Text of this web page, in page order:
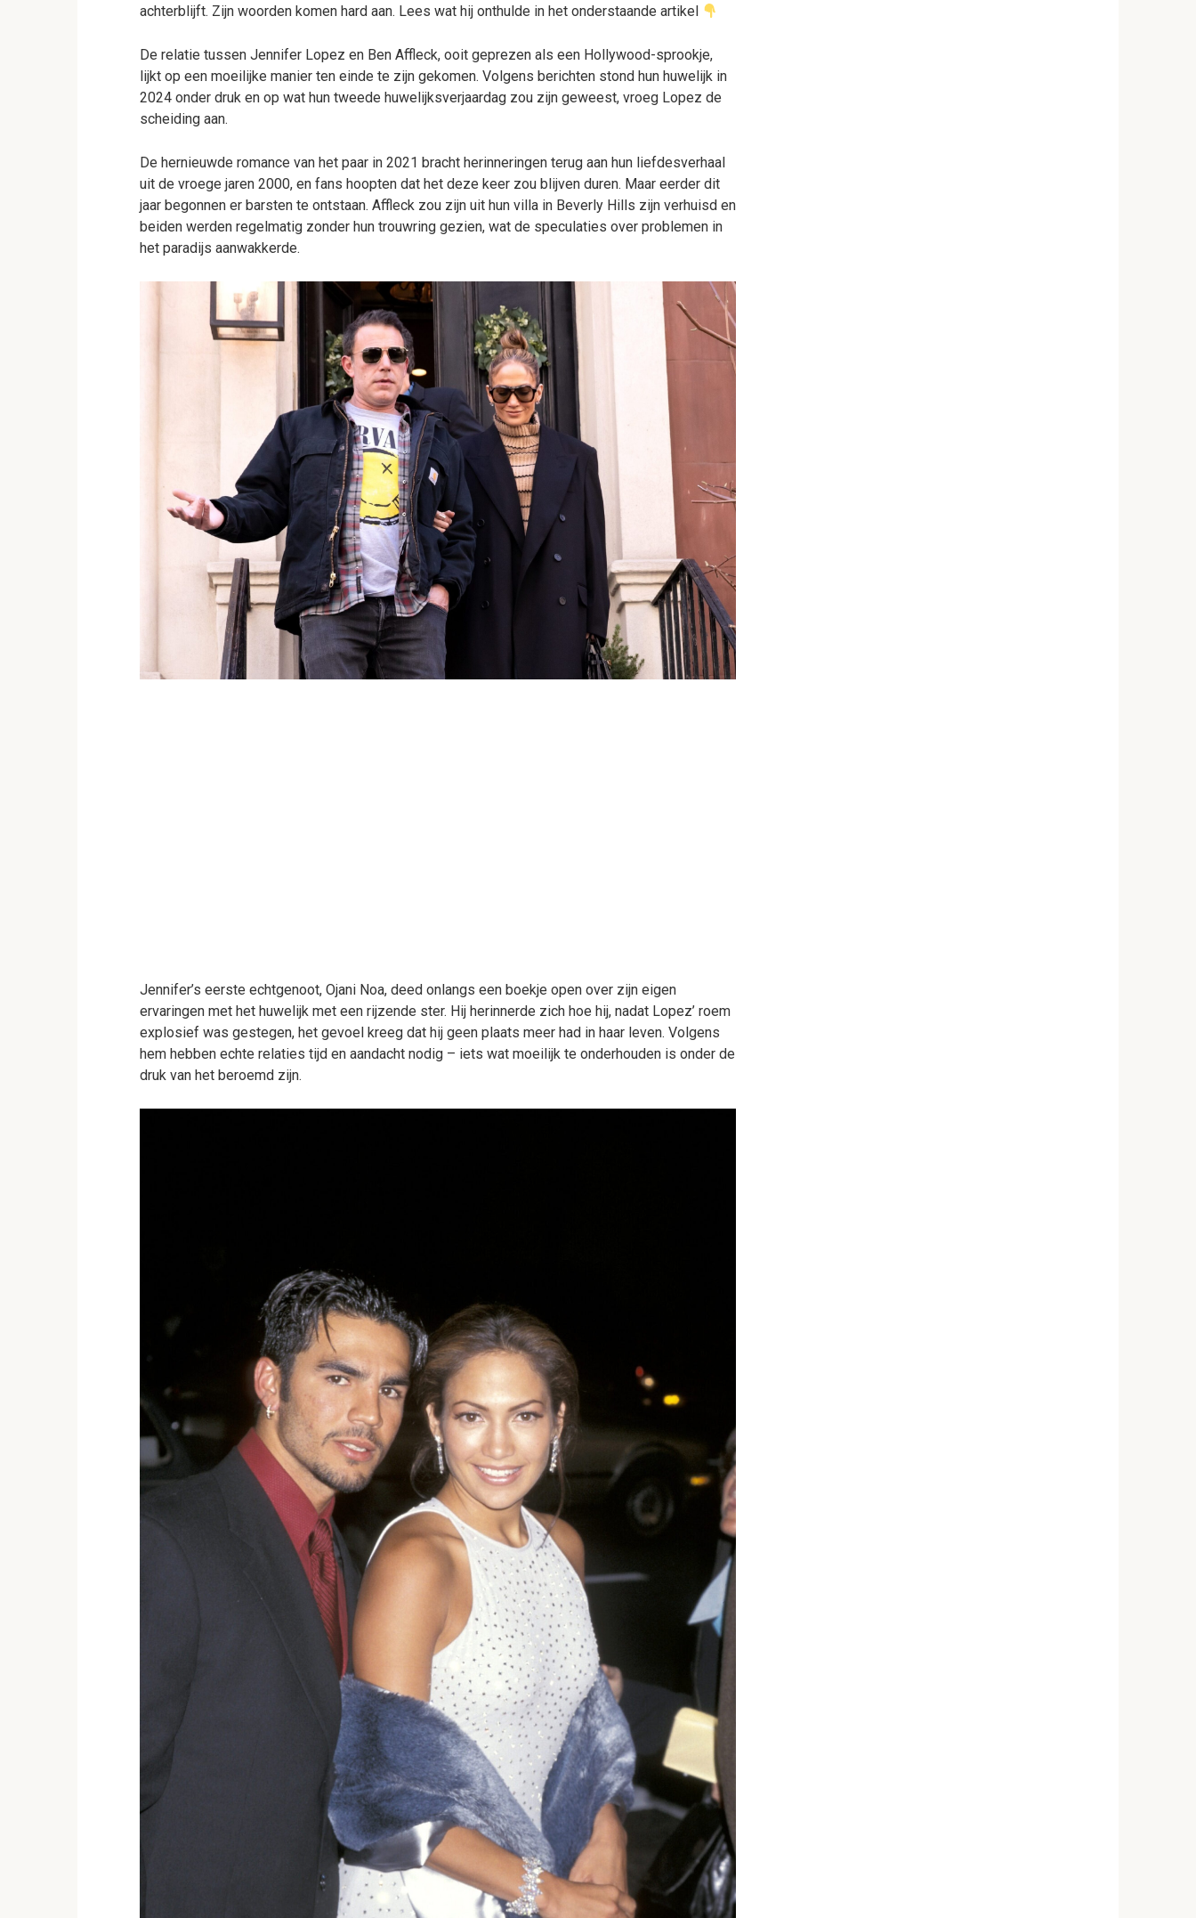
achterblijft. Zijn woorden komen hard aan. Lees wat hij onthulde in het onderstaande artikel
De relatie tussen Jennifer Lopez en Ben Affleck, ooit geprezen als een Hollywood-sprookje,
lijkt op een moeilijke manier ten einde te zijn gekomen. Volgens berichten stond hun huwelijk in
2024 onder druk en op wat hun tweede huwelijksverjaardag zou zijn geweest, vroeg Lopez de
scheiding aan.
De hernieuwde romance van het paar in 2021 bracht herinneringen terug aan hun liefdesverhaal
uit de vroege jaren 2000, en fans hoopten dat het deze keer zou blijven duren. Maar eerder dit
jaar begonnen er barsten te ontstaan. Affleck zou zijn uit hun villa in Beverly Hills zijn verhuisd en
beiden werden regelmatig zonder hun trouwring gezien, wat de speculaties over problemen in
het paradijs aanwakkerde.
Jennifer’s eerste echtgenoot, Ojani Noa, deed onlangs een boekje open over zijn eigen
ervaringen met het huwelijk met een rijzende ster. Hij herinnerde zich hoe hij, nadat Lopez’ roem
explosief was gestegen, het gevoel kreeg dat hij geen plaats meer had in haar leven. Volgens
hem hebben echte relaties tijd en aandacht nodig – iets wat moeilijk te onderhouden is onder de
druk van het beroemd zijn.